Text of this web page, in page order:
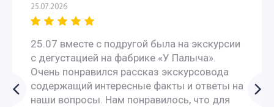
Новогодние экскурсии для школьников 3 класса в
Москве
Новогодние экскурсии для 4 класса
25.07.2026
25.07 вместе с подругой была на экскурсии
с дегустацией на фабрике «У Палыча».
Очень понравился рассказ экскурсовода
содержащий интересные факты и ответы на
наши вопросы. Нам понравилось, что для